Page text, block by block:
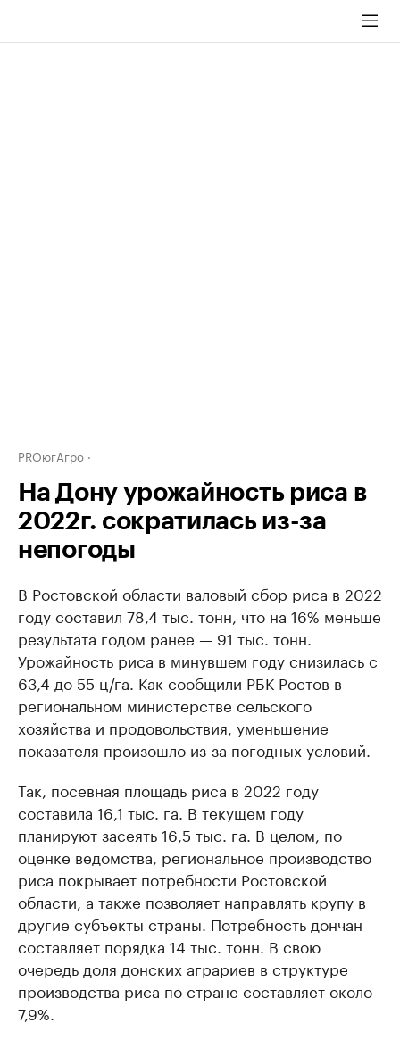
PROюгАгро
На Дону урожайность риса в
2022г. сократилась из-за
непогоды
В Ростовской области валовый сбор риса в 2022
году составил 78,4 тыс. тонн, что на 16% меньше
результата годом ранее — 91 тыс. тонн.
Урожайность риса в минувшем году снизилась с
63,4 до 55 ц/га. Как сообщили РБК Ростов в
региональном министерстве сельского
хозяйства и продовольствия, уменьшение
показателя произошло из-за погодных условий.
Так, посевная площадь риса в 2022 году
составила 16,1 тыс. га. В текущем году
планируют засеять 16,5 тыс. га. В целом, по
оценке ведомства, региональное производство
риса покрывает потребности Ростовской
области, а также позволяет направлять крупу в
другие субъекты страны. Потребность дончан
составляет порядка 14 тыс. тонн. В свою
очередь доля донских аграриев в структуре
производства риса по стране составляет около
7,9%.